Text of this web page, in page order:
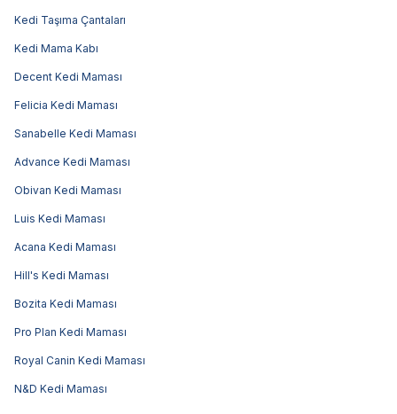
Kedi Taşıma Çantaları
Kedi Mama Kabı
Decent Kedi Maması
Felicia Kedi Maması
Sanabelle Kedi Maması
Advance Kedi Maması
Obivan Kedi Maması
Luis Kedi Maması
Acana Kedi Maması
Hill's Kedi Maması
Bozita Kedi Maması
Pro Plan Kedi Maması
Royal Canin Kedi Maması
N&D Kedi Maması